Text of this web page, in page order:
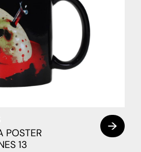
POSTER
13